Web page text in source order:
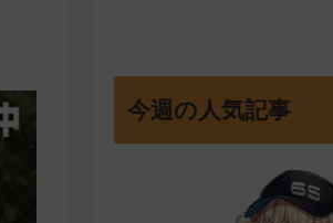
今週の人気記事